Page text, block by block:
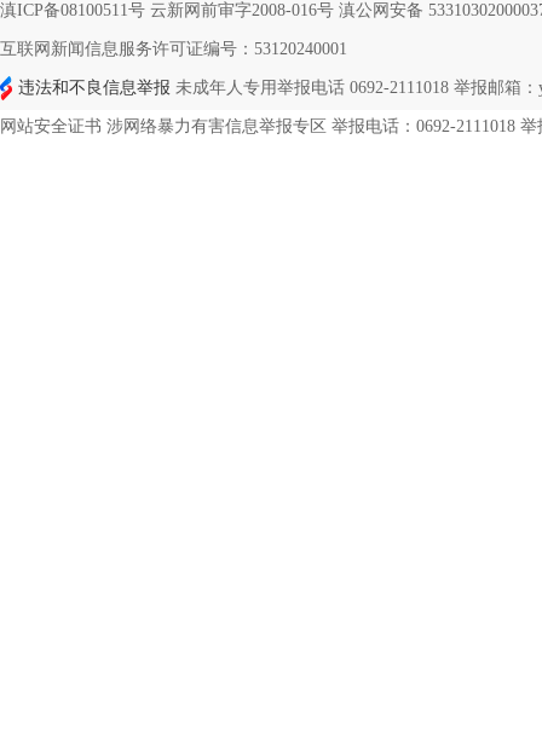
滇ICP备08100511号 云新网前审字2008-016号 滇公网安备
互联网新闻信息服务许可证编号：53120240001
违法和不良信息举报 未成年人专用举报电话 0692-2111018 举报邮箱：
网站安全证书 涉网络暴力有害信息举报专区 举报电话：0692-2111018 举